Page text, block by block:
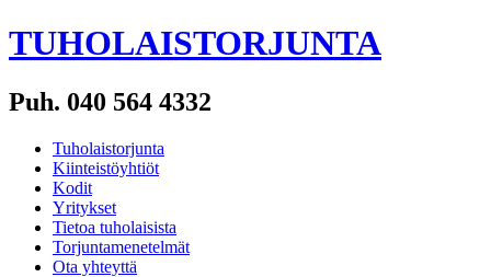
TUHOLAISTORJUNTA
Puh. 040 564 4332
Tuholaistorjunta
Kiinteistöyhtiöt
Kodit
Yritykset
Tietoa tuholaisista
Torjuntamenetelmät
Ota yhteyttä